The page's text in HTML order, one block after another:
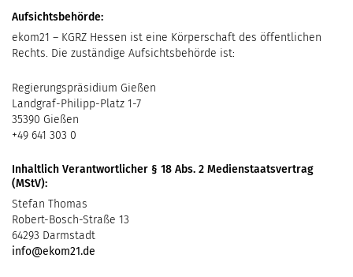
Aufsichtsbehörde:
ekom21 – KGRZ Hessen ist eine Körperschaft des öffentlichen
Rechts. Die zuständige Aufsichtsbehörde ist:
Regierungspräsidium Gießen
Landgraf-Philipp-Platz 1-7
35390 Gießen
+49 641 303 0
Inhaltlich Verantwortlicher § 18 Abs. 2 Medienstaatsvertrag
(MStV):
Stefan Thomas
Robert-Bosch-Straße 13
64293 Darmstadt
info@ekom21.de